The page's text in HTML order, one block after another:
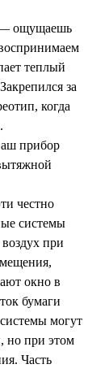
— ощущаешь
теплый
за
когда
прибор
честно
системы
при
окно в
бумаги
могут
но при этом
Часть